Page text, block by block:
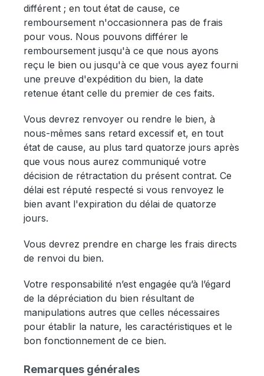
différent ; en tout état de cause, ce
remboursement n'occasionnera pas de frais
pour vous. Nous pouvons différer le
remboursement jusqu'à ce que nous ayons
reçu le bien ou jusqu'à ce que vous ayez fourni
une preuve d'expédition du bien, la date
retenue étant celle du premier de ces faits.
Vous devrez renvoyer ou rendre le bien, à
nous-mêmes sans retard excessif et, en tout
état de cause, au plus tard quatorze jours après
que vous nous aurez communiqué votre
décision de rétractation du présent contrat. Ce
délai est réputé respecté si vous renvoyez le
bien avant l'expiration du délai de quatorze
jours.
Vous devrez prendre en charge les frais directs
de renvoi du bien.
Votre responsabilité n’est engagée qu’à l’égard
de la dépréciation du bien résultant de
manipulations autres que celles nécessaires
pour établir la nature, les caractéristiques et le
bon fonctionnement de ce bien.
Remarques générales